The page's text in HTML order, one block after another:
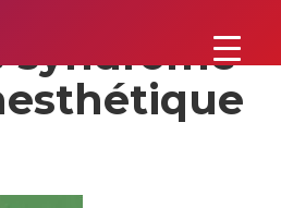
syndrome